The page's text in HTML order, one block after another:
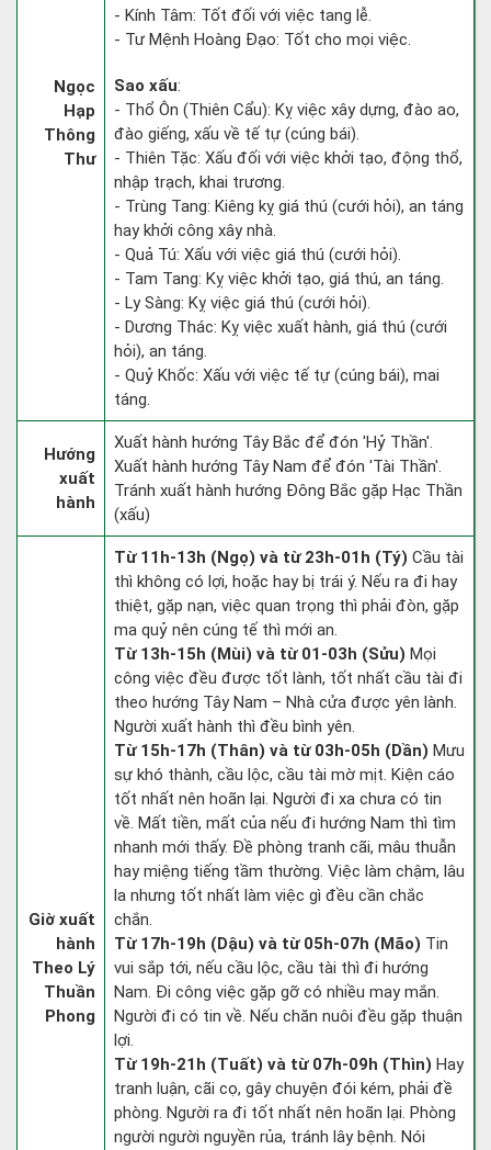
Ngọc
Hạp
Thông
Thư
- Kính Tâm: Tốt đối với việc tang lễ.
- Tư Mệnh Hoàng Đạo: Tốt cho mọi việc.
Sao xấu:
- Thổ Ôn (Thiên Cẩu): Kỵ việc xây dựng, đào ao,
đào giếng, xấu về tế tự (cúng bái).
- Thiên Tặc: Xấu đối với việc khởi tạo, động thổ,
nhập trạch, khai trương.
- Trùng Tang: Kiêng kỵ giá thú (cưới hỏi), an táng
hay khởi công xây nhà.
- Quả Tú: Xấu với việc giá thú (cưới hỏi).
- Tam Tang: Kỵ việc khởi tạo, giá thú, an táng.
- Ly Sàng: Kỵ việc giá thú (cưới hỏi).
- Dương Thác: Kỵ việc xuất hành, giá thú (cưới
hỏi), an táng.
- Quỷ Khốc: Xấu với việc tế tự (cúng bái), mai
táng.
Hướng
xuất
hành
Xuất hành hướng Tây Bắc để đón 'Hỷ Thần'.
Xuất hành hướng Tây Nam để đón 'Tài Thần'.
Tránh xuất hành hướng Đông Bắc gặp Hạc Thần
(xấu)
Giờ xuất
hành
Theo Lý
Thuần
Phong
Từ 11h-13h (Ngọ) và từ 23h-01h (Tý) Cầu tài
thì không có lợi, hoặc hay bị trái ý. Nếu ra đi hay
thiệt, gặp nạn, việc quan trọng thì phải đòn, gặp
ma quỷ nên cúng tế thì mới an.
Từ 13h-15h (Mùi) và từ 01-03h (Sửu) Mọi
công việc đều được tốt lành, tốt nhất cầu tài đi
theo hướng Tây Nam – Nhà cửa được yên lành.
Người xuất hành thì đều bình yên.
Từ 15h-17h (Thân) và từ 03h-05h (Dần) Mưu
sự khó thành, cầu lộc, cầu tài mờ mịt. Kiện cáo
tốt nhất nên hoãn lại. Người đi xa chưa có tin
về. Mất tiền, mất của nếu đi hướng Nam thì tìm
nhanh mới thấy. Đề phòng tranh cãi, mâu thuẫn
hay miệng tiếng tầm thường. Việc làm chậm, lâu
la nhưng tốt nhất làm việc gì đều cần chắc
chắn.
Từ 17h-19h (Dậu) và từ 05h-07h (Mão) Tin
vui sắp tới, nếu cầu lộc, cầu tài thì đi hướng
Nam. Đi công việc gặp gỡ có nhiều may mắn.
Người đi có tin về. Nếu chăn nuôi đều gặp thuận
lợi.
Từ 19h-21h (Tuất) và từ 07h-09h (Thìn) Hay
tranh luận, cãi cọ, gây chuyện đói kém, phải đề
phòng. Người ra đi tốt nhất nên hoãn lại. Phòng
người người nguyền rủa, tránh lây bệnh. Nói